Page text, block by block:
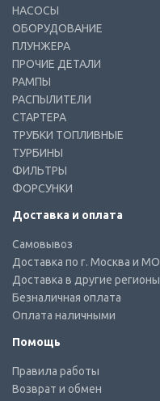
НАСОСЫ
ОБОРУДОВАНИЕ
ПЛУНЖЕРА
ПРОЧИЕ ДЕТАЛИ
РАМПЫ
РАСПЫЛИТЕЛИ
СТАРТЕРА
ТРУБКИ ТОПЛИВНЫЕ
ТУРБИНЫ
ФИЛЬТРЫ
ФОРСУНКИ
Доставка и оплата
Самовывоз
Доставка по г. Москва и МО
Доставка в другие регионы
Безналичная оплата
Оплата наличными
Помощь
Правила работы
Возврат и обмен